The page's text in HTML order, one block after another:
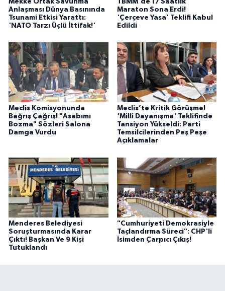
Anlaşması Dünya Basınında
Tsunami Etkisi Yarattı:
'NATO Tarzı Üçlü İttifak!'
Maraton Sona Erdi!
'Çerçeve Yasa' Teklifi Kabul
Edildi
Meclis Komisyonunda
Bağrış Çağrış! "Asabımı
Bozma" Sözleri Salona
Damga Vurdu
Meclis’te Kritik Görüşme!
'Milli Dayanışma' Teklifinde
Tansiyon Yükseldi: Parti
Temsilcilerinden Peş Peşe
Açıklamalar
Menderes Belediyesi
Soruşturmasında Karar
Çıktı! Başkan Ve 9 Kişi
Tutuklandı
"Cumhuriyeti Demokrasiyle
Taçlandırma Süreci": CHP'li
İsimden Çarpıcı Çıkış!